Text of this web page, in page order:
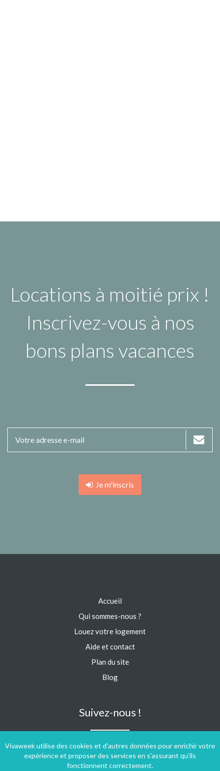
Locations à moitié prix !
Inscrivez-vous à nos
bons plans vacances
Je m'inscris
Vivaweek utilise des cookies et d'autres données pour enrichir votre
expérience et proposer des services en s'assurant qu'ils
fonctionnent correctement.
Accueil
Qui sommes-nous ?
Louez votre logement
Aide et contact
Plan du site
Blog
Suivez-nous !